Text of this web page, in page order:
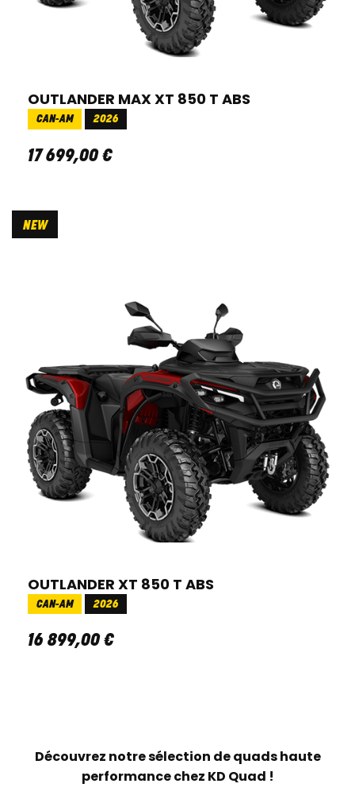
OUTLANDER MAX XT 850 T ABS
CAN-AM 2026
17 699,00€
NEW
OUTLANDER XT 850 T ABS
CAN-AM 2026
16 899,00€
Découvrez notre sélection de quads haute
performance chez KD Quad !